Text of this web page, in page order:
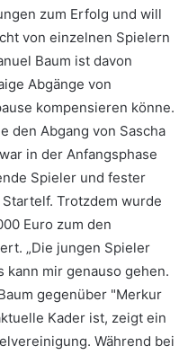
zum Erfolg und will
von einzelnen Spielern
Baum ist davon
Abgänge von
kompensieren könne.
den Abgang von Sascha
in der Anfangsphase
Spieler und fester
Trotzdem wurde
Euro zum den
„Die jungen Spieler
kann mir genauso gehen.
gegenüber "Merkur
Kader ist, zeigt ein
Während bei